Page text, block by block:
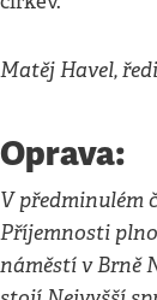
Matěj Havel,
Oprava:
V předminulém
Příjemnosti
náměstí v Brně